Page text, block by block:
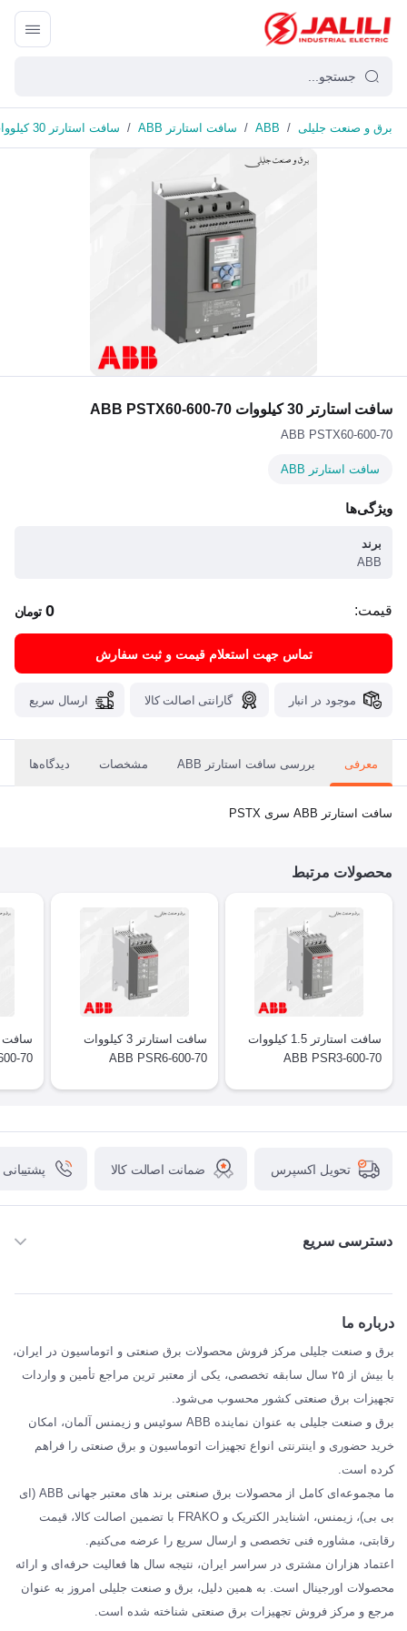
برق و صنعت جلیلی /
ABB
/ سافت استارتر ABB / سافت استارتر 30 کیلووات ABB PSTX60-600-70
سافت استارتر 30 کیلووات ABB PSTX60-600-70
ABB PSTX60-600-70
سافت استارتر ABB
ویژگی‌ها
برند
ABB
قیمت: 0 تومان
تماس جهت استعلام قیمت و ثبت سفارش
موجود در انبار گارانتی اصالت کالا ارسال سریع
معرفی بررسی سافت استارتر ABB مشخصات دیدگاه‌ها
سافت استارتر ABB سری PSTX
محصولات مرتبط
سافت استارتر 1.5 کیلووات
ABB PSR3-600-70
سافت استارتر 3 کیلووات
ABB PSR6-600-70
70
تحویل اکسپرس ضمانت اصالت کالا
دسترسی سریع
SCHNEIDER
فراکو FRAKO
مقالات تخصصی برق صنعتی
درباره ما
برق و صنعت جلیلی مرکز فروش محصولات برق صنعتی و اتوماسیون در ایران،
با بیش از ۲۵ سال سابقه تخصصی، یکی از معتبر ترین مراجع تأمین و واردات
تجهیزات برق صنعتی کشور محسوب می‌شود.
برق و صنعت جلیلی به عنوان نماینده ABB سوئیس و زیمنس آلمان، امکان
خرید حضوری و اینترنتی انواع تجهیزات اتوماسیون و برق صنعتی را فراهم
کرده است.
ما مجموعه‌ای کامل از محصولات برق صنعتی برند های معتبر جهانی ABB (ای
بی بی)، زیمنس، اشنایدر الکتریک و FRAKO با تضمین اصالت کالا، قیمت
رقابتی، مشاوره فنی تخصصی و ارسال سریع را عرضه می‌کنیم.
اعتماد هزاران مشتری در سراسر ایران، نتیجه سال ها فعالیت حرفه‌ای و ارائه
محصولات اورجینال است. به همین دلیل، برق و صنعت جلیلی امروز به عنوان
مرجع و مرکز فروش تجهیزات برق صنعتی شناخته شده است.